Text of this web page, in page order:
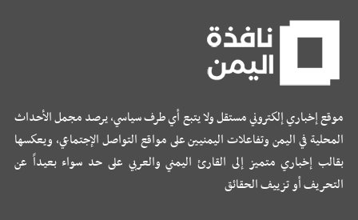
موقع إخباري إلكتروني مستقل ولا يتبع أي طرف سياسي، يرصد مجمل الأحداث
المحلية في اليمن وتفاعلات اليمنيين على مواقع التواصل الإجتماعي، ويعكسها
بقالب إخباري متميز إلى القارئ اليمني والعربي على حد سواء بعيداً عن
التحريف أو تزييف الحقائق